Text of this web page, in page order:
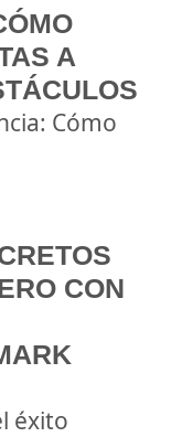
A
Cómo
CON
éxito